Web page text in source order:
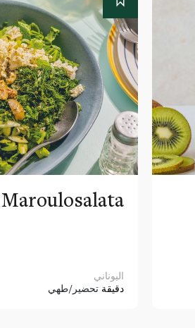
Maroulosalata
اليوناني
دقيقة تحضير/طهي